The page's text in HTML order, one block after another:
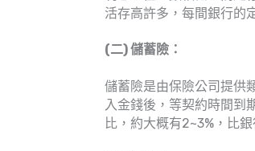
活存高許多，每間銀行的
(二) 儲蓄險：
儲蓄險是由保險公司提供
入金錢後，等契約時間到
比，約大概有2~3%，比